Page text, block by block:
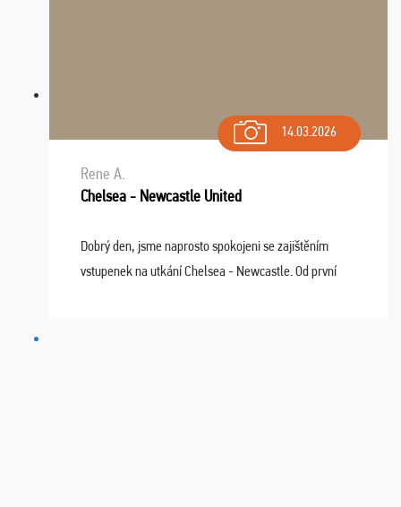
14.03.2026
Rene A.
Chelsea - Newcastle United
Dobrý den, jsme naprosto spokojeni se zajištěním
vstupenek na utkání Chelsea - Newcastle. Od první